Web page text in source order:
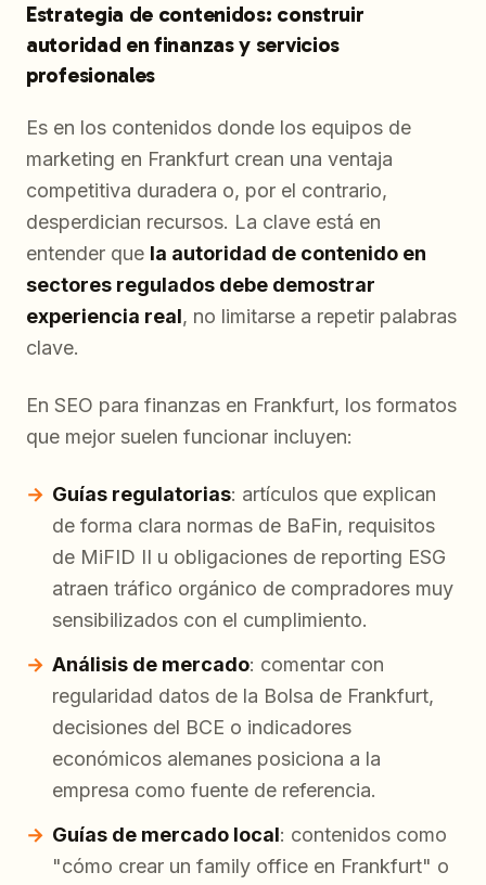
Estrategia de contenidos: construir
autoridad en finanzas y servicios
profesionales
Es en los contenidos donde los equipos de
marketing en Frankfurt crean una ventaja
competitiva duradera o, por el contrario,
desperdician recursos. La clave está en
entender que la autoridad de contenido en
sectores regulados debe demostrar
experiencia real, no limitarse a repetir palabras
clave.
En SEO para finanzas en Frankfurt, los formatos
que mejor suelen funcionar incluyen:
Guías regulatorias: artículos que explican
de forma clara normas de BaFin, requisitos
de MiFID II u obligaciones de reporting ESG
atraen tráfico orgánico de compradores muy
sensibilizados con el cumplimiento.
Análisis de mercado: comentar con
regularidad datos de la Bolsa de Frankfurt,
decisiones del BCE o indicadores
económicos alemanes posiciona a la
empresa como fuente de referencia.
Guías de mercado local: contenidos como
"cómo crear un family office en Frankfurt" o